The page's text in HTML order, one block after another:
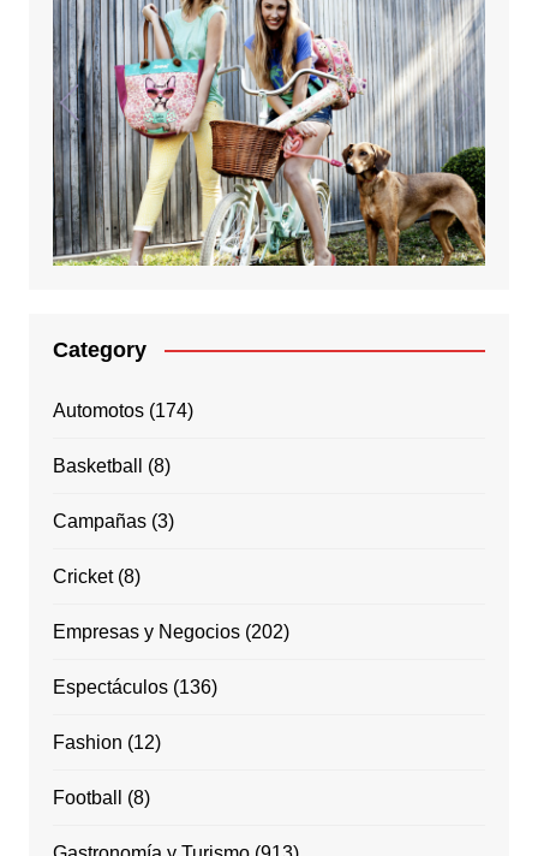
Category
Automotos(174)
Basketball (8)
Campañas(3)
Cricket(8)
Empresas y Negocios(202)
Espectáculos(136)
Fashion (12)
Football (8)